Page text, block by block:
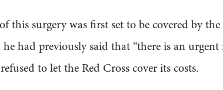
this surgery was first set to be covered by
had previously said that “there is an
to let the Red Cross cover its costs.